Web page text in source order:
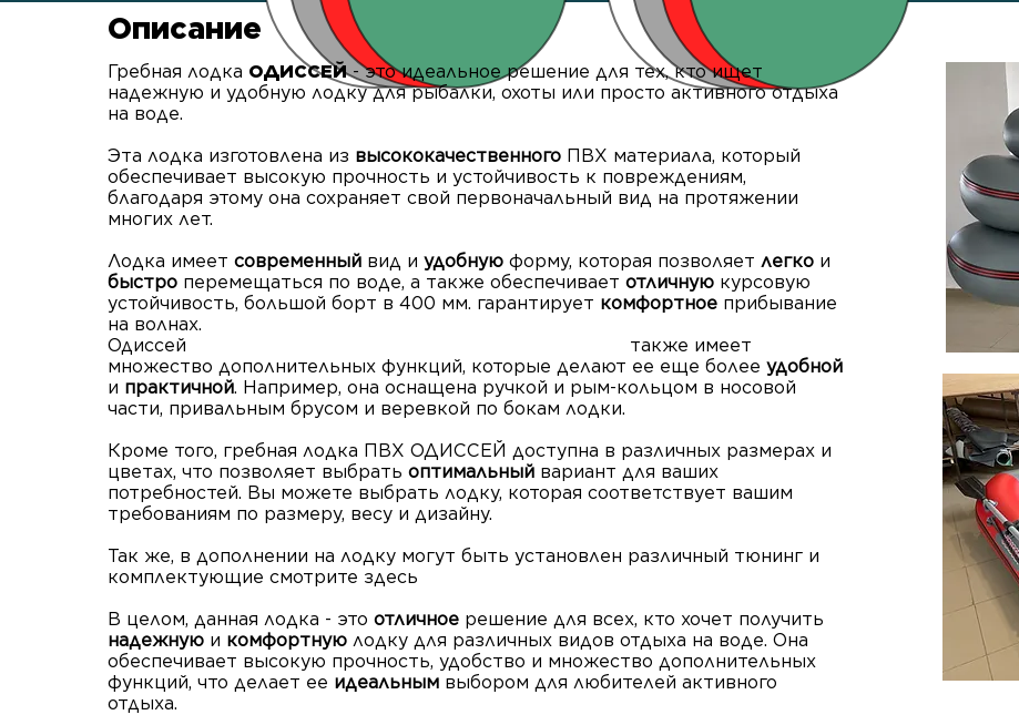
Описание
Гребная лодка ОДИССЕЙ- это идеальное решение для тех, кто ищет
надежную и удобную лодку для рыбалки, охоты или просто активного отдыха
на воде.
Эта лодка изготовлена из высококачественного ПВХ материала, который
обеспечивает высокую прочность и устойчивость к повреждениям,
благодаря этому она сохраняет свой первоначальный вид на протяжении
многих лет.
Лодка имеет современный вид и удобную форму, которая позволяет легко и
быстро перемещаться по воде, а также обеспечивает отличную курсовую
устойчивость, большой борт в 400 мм. гарантирует комфортное прибывание
на волнах.
Одиссей также имеет
множество дополнительных функций, которые делают ее еще более удобной
и практичной. Например, она оснащена ручкой и рым-кольцом в носовой
части, привальным брусом и веревкой по бокам лодки.
Кроме того, гребная лодка ПВХ ОДИССЕЙ доступна в различных размерах и
цветах, что позволяет выбрать оптимальный вариант для ваших
потребностей. Вы можете выбрать лодку, которая соответствует вашим
требованиям по размеру, весу и дизайну.
Так же, в дополнении на лодку могут быть установлен различный тюнинг и
комплектующие смотрите здесь
В целом, данная лодка - это отличное решение для всех, кто хочет получить
надежную и комфортную лодку для различных видов отдыха на воде. Она
обеспечивает высокую прочность, удобство и множество дополнительных
функций, что делает ее идеальным выбором для любителей активного
отдыха.